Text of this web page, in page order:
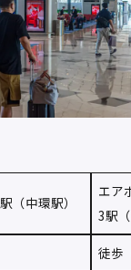
（中環駅）
エア
3駅
徒歩